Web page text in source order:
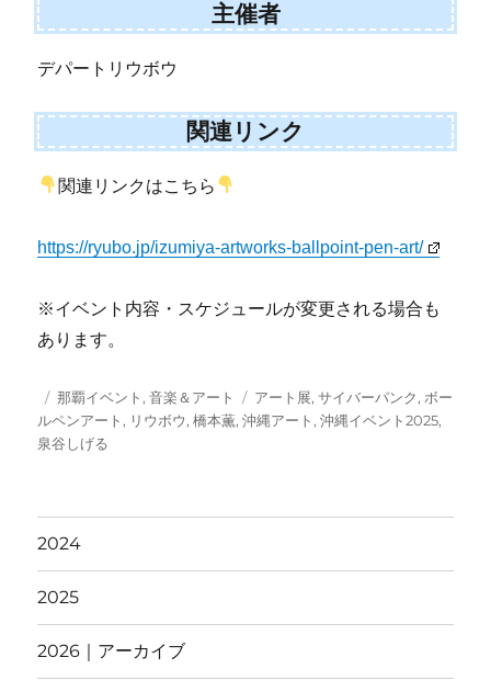
主催者
デパートリウボウ
関連リンク
関連リンクはこちら
https://ryubo.jp/izumiya-artworks-ballpoint-pen-art/
※イベント内容・スケジュールが変更される場合も
あります。
投
稿
日:
カ
テ
ゴ
那覇イベント ,音楽＆アート
タ
グ
アート展,サイバーパンク, ボー
ルペンアート , リウボウ,橋本薫,沖縄アート ,沖縄イベント2025,
泉谷しげる
2024
2025
2026｜アーカイブ